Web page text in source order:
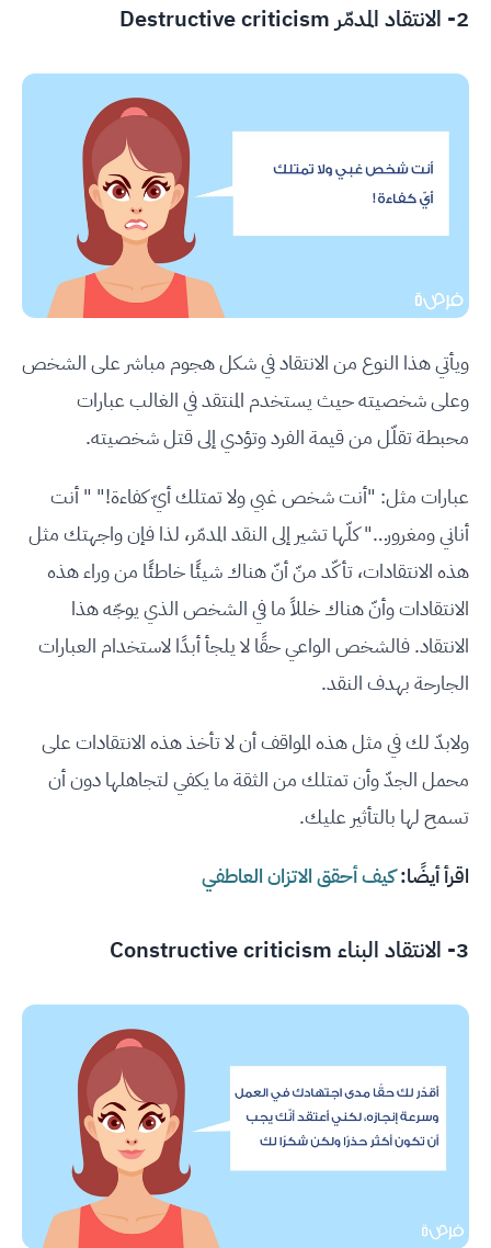
2- الانتقاد المدمّر Destructive criticism
ويأتي هذا النوع من الانتقاد في شكل هجوم مباشر على الشخص
وعلى شخصيته حيث يستخدم المنتقد في الغالب عبارات
محبطة تقلّل من قيمة الفرد وتؤدي إلى قتل شخصيته.
عبارات مثل: "أنت شخص غبي ولا تمتلك أيّ كفاءة!" " أنت
أناني ومغرور…" كلّها تشير إلى النقد المدمّر، لذا فإن واجهتك مثل
هذه الانتقادات، تأكّد منّ أنّ هناك شيئًا خاطئًا من وراء هذه
الانتقادات وأنّ هناك خللاً ما في الشخص الذي يوجّه هذا
الانتقاد. فالشخص الواعي حقًا لا يلجأ أبدًا لاستخدام العبارات
الجارحة بهدف النقد.
ولابدّ لك في مثل هذه المواقف أن لا تأخذ هذه الانتقادات على
محمل الجدّ وأن تمتلك من الثقة ما يكفي لتجاهلها دون أن
تسمح لها بالتأثير عليك.
اقرأ أيضًا:كيف أحقق الاتزان العاطفي
3- الانتقاد البناء Constructive criticism